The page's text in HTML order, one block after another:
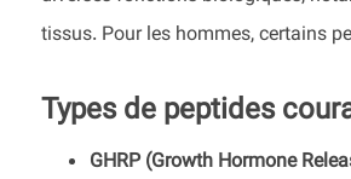
tissus. Pour les hommes, certains
Types de peptides
GHRP (Growth Hormone